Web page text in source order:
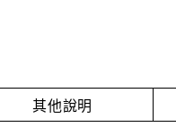
其他說明